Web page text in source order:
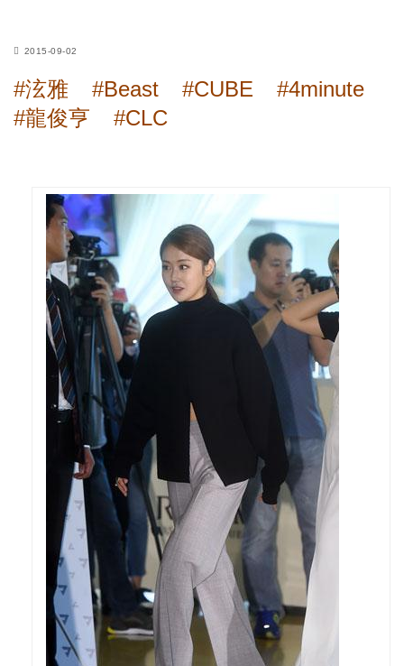
2015-09-02
#泫雅 #Beast #CUBE
#4minute
#龍俊亨
#CLC